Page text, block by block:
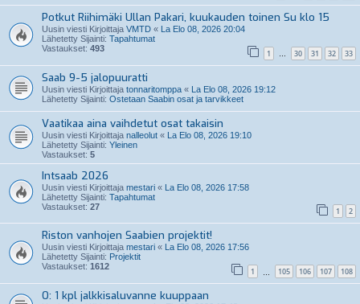
Potkut Riihimäki Ullan Pakari, kuukauden toinen Su klo 15
Uusin viesti Kirjoittaja VMTD « La Elo 08, 2026 20:04
Lähetetty Sijainti: Tapahtumat
Vastaukset: 493 1 … 30 31 32 33
Saab 9-5 jalopuuratti
Uusin viesti Kirjoittaja tonnaritomppa « La Elo 08, 2026 19:12
Lähetetty Sijainti: Ostetaan Saabin osat ja tarvikkeet
Vaatikaa aina vaihdetut osat takaisin
Uusin viesti Kirjoittaja nalleolut « La Elo 08, 2026 19:10
Lähetetty Sijainti: Yleinen
Vastaukset: 5
Intsaab 2026
Uusin viesti Kirjoittaja mestari « La Elo 08, 2026 17:58
Lähetetty Sijainti: Tapahtumat
Vastaukset: 27 1 2
Riston vanhojen Saabien projektit!
Uusin viesti Kirjoittaja mestari « La Elo 08, 2026 17:56
Lähetetty Sijainti: Projektit
Vastaukset: 1612 1 105 106 107 108
O: 1 kpl jalkkisaluvanne kuuppaan